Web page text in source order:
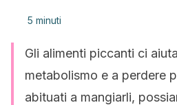
5 minuti
Gli alimenti piccanti ci
metabolismo e a perdere
abituati a mangiarli,